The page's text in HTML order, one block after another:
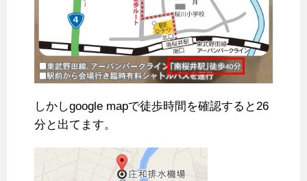
しかしgoogle mapで徒歩時間を確認すると26
分と出てます。